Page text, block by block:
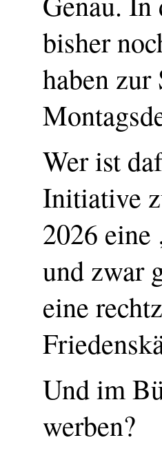
bisher
haben zur
Wer ist
Initiative
2026 eine
und zwar
eine
Und im
werben?